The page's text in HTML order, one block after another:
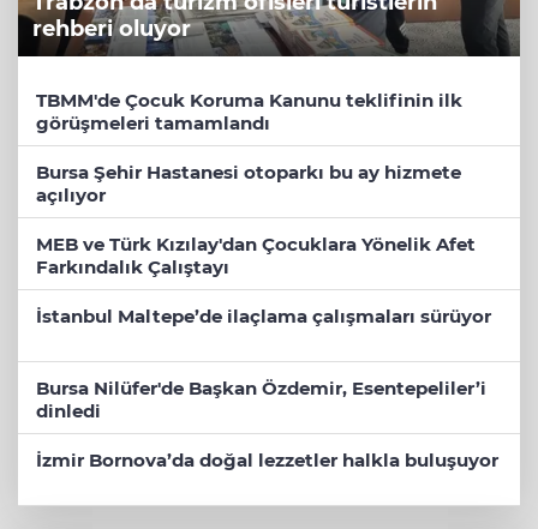
rehberi oluyor
TBMM'de Çocuk Koruma Kanunu teklifinin ilk
görüşmeleri tamamlandı
Bursa Şehir Hastanesi otoparkı bu ay hizmete
açılıyor
MEB ve Türk Kızılay'dan Çocuklara Yönelik Afet
Farkındalık Çalıştayı
İstanbul Maltepe’de ilaçlama çalışmaları sürüyor
Bursa Nilüfer'de Başkan Özdemir, Esentepeliler’i
dinledi
İzmir Bornova’da doğal lezzetler halkla buluşuyor